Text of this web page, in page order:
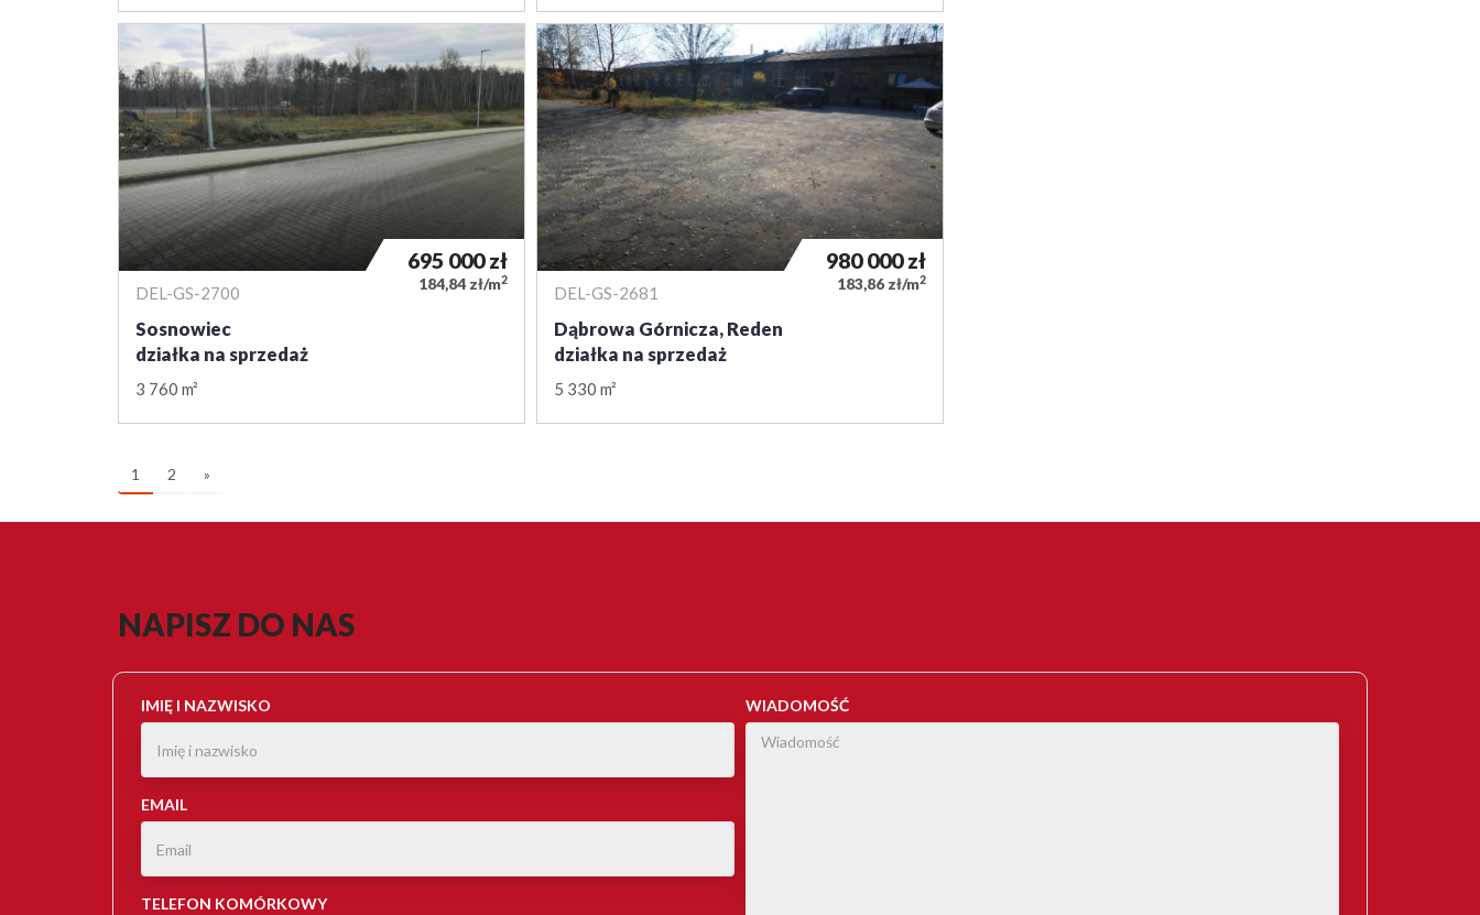
DEL-GS-2700
Sosnowiec
działka na sprzedaż
3 760 m²
695 000zł
184,84 zł/m2
DEL-GS-2681
Dąbrowa Górnicza, Reden
działka na sprzedaż
5 330 m²
980 000zł
183,86 zł/m2
1 2 »
NAPISZ DO NAS
IMIĘ I NAZWISKO
EMAIL
TELEFON KOMÓRKOWY
WIADOMOŚĆ